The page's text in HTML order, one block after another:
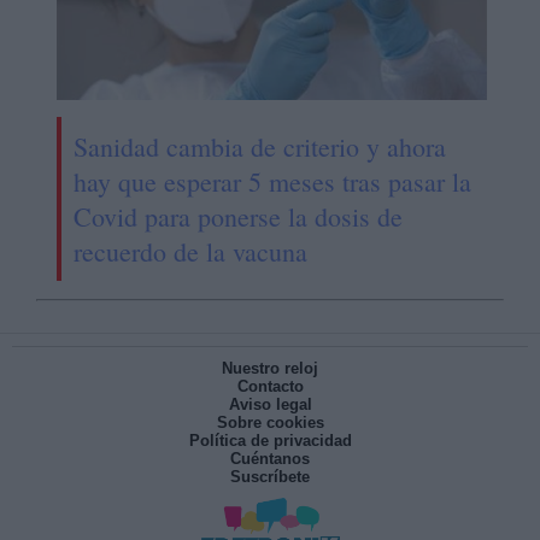
Sanidad cambia de criterio y ahora
hay que esperar 5 meses tras pasar la
Covid para ponerse la dosis de
recuerdo de la vacuna
Nuestro reloj
Contacto
Aviso legal
Sobre cookies
Política de privacidad
Cuéntanos
Suscríbete